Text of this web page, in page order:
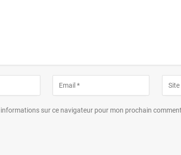
sur ce navigateur pour mon prochain